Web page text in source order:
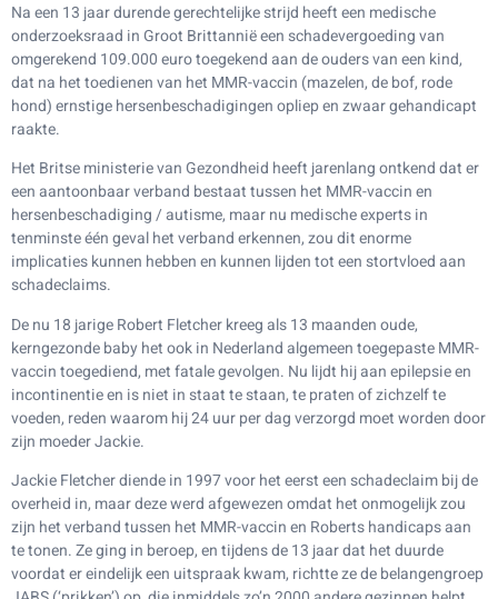
Na een 13 jaar durende gerechtelijke strijd heeft een medische
onderzoeksraad in Groot Brittannië een schadevergoeding van
omgerekend 109.000 euro toegekend aan de ouders van een kind,
dat na het toedienen van het MMR-vaccin (mazelen, de bof, rode
hond) ernstige hersenbeschadigingen opliep en zwaar gehandicapt
raakte.
Het Britse ministerie van Gezondheid heeft jarenlang ontkend dat er
een aantoonbaar verband bestaat tussen het MMR-vaccin en
hersenbeschadiging / autisme, maar nu medische experts in
tenminste één geval het verband erkennen, zou dit enorme
implicaties kunnen hebben en kunnen lijden tot een stortvloed aan
schadeclaims.
De nu 18 jarige Robert Fletcher kreeg als 13 maanden oude,
kerngezonde baby het ook in Nederland algemeen toegepaste MMR-
vaccin toegediend, met fatale gevolgen. Nu lijdt hij aan epilepsie en
incontinentie en is niet in staat te staan, te praten of zichzelf te
voeden, reden waarom hij 24 uur per dag verzorgd moet worden door
zijn moeder Jackie.
Jackie Fletcher diende in 1997 voor het eerst een schadeclaim bij de
overheid in, maar deze werd afgewezen omdat het onmogelijk zou
zijn het verband tussen het MMR-vaccin en Roberts handicaps aan
te tonen. Ze ging in beroep, en tijdens de 13 jaar dat het duurde
voordat er eindelijk een uitspraak kwam, richtte ze de belangengroep